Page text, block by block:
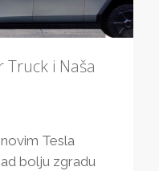
Truck i Naša
Tesla
bolju zgradu